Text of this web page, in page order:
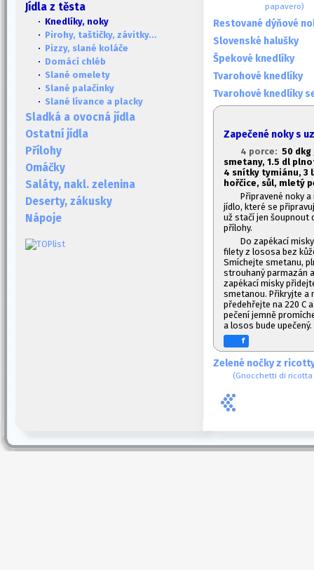
Jídla z těsta
· Knedlíky, noky
· Pirohy, taštičky, závitky...
· Pizzy, slané koláče
· Domácí chléb
· Slané omelety
· Slané palačinky
· Slané lívance a placky
Sladká a ovocná jídla
Ostatní jídla
Přílohy
Omáčky
Saláty, nakl. zelenina
Deserty, zákusky
Nápoje
papavero)
Restované dýňové
Slovenské halušky
Špekové knedlíky
Tvarohové knedlíky
Tvarohové knedlíky
Zapečené noky s
4 porce: 50
smetany, 1.5 dl
4 snítky tymiánu, 3
hořčice, sůl, mletý
Připravené noky
jídlo, které se
už stačí jen šoupnout
přílohy.
Do zapékací
filety z lososa bez
Smíchejte smetanu,
strouhaný parmazán
zapékací misky
smetanou. Přikryjte a
předehřejte na 220 C
pečení jemně
a losos bude
f
Zelené nočky z
(Gnocchetti di